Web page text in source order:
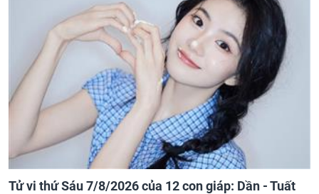
Tử vi thứ Sáu 7/8/2026 của 12 con giáp: Dần - Tuất